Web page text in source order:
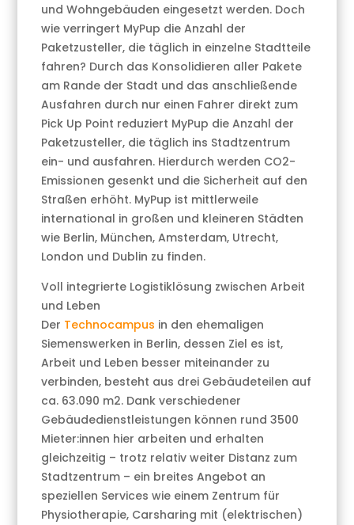
und Wohngebäuden eingesetzt werden. Doch
wie verringert MyPup die Anzahl der
Paketzusteller, die täglich in einzelne Stadtteile
fahren? Durch das Konsolidieren aller Pakete
am Rande der Stadt und das anschließende
Ausfahren durch nur einen Fahrer direkt zum
Pick Up Point reduziert MyPup die Anzahl der
Paketzusteller, die täglich ins Stadtzentrum
ein- und ausfahren. Hierdurch werden CO2-
Emissionen gesenkt und die Sicherheit auf den
Straßen erhöht. MyPup ist mittlerweile
international in großen und kleineren Städten
wie Berlin, München, Amsterdam, Utrecht,
London und Dublin zu finden.
Voll integrierte Logistiklösung zwischen Arbeit
und Leben
Der Technocampus in den ehemaligen
Siemenswerken in Berlin, dessen Ziel es ist,
Arbeit und Leben besser miteinander zu
verbinden, besteht aus drei Gebäudeteilen auf
ca. 63.090 m2. Dank verschiedener
Gebäudedienstleistungen können rund 3500
Mieter:innen hier arbeiten und erhalten
gleichzeitig – trotz relativ weiter Distanz zum
Stadtzentrum – ein breites Angebot an
speziellen Services wie einem Zentrum für
Physiotherapie, Carsharing mit (elektrischen)